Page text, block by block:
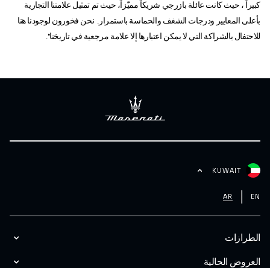
كبيراً ، حيث كانت عائلة بازرجي شريكاً مميّزاً، حيث تم تمثيل علامتنا التجارية
بأعلى المعايير ودرجات الشغف والحماسة باستمرار. نحن فخورون لوجودنا هنا
للاحتفال بالشراكة التي لا يمكن اعتبارها إلا علامة مرجعية في تاريخنا".
الطرازات
العروض الحالية
KUWAIT
EN
AR